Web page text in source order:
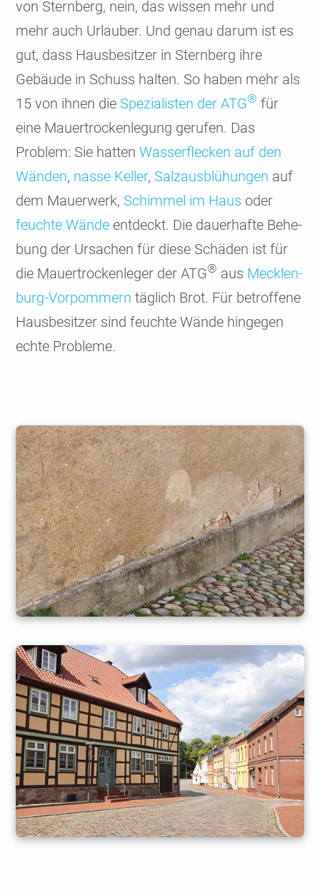
von Stern­berg, nein, das wissen mehr und
mehr auch Urlauber. Und genau darum ist es
gut, dass Hausbe­sitzer in Stern­berg ihre
Gebäude in Schuss halten. So haben mehr als
15 von ihnen die Spezia­listen der ATG® für
eine Mauer­trocken­legung gerufen. Das
Problem: Sie hattenWasser­flecken auf den
Wänden, nasse Keller, Salzaus­blü­hungen auf
dem Mauer­werk, Schimmel im Haus oder
feuchte Wände entdeckt. Die dauer­hafte Behe­
bung der Ursachen für diese Schäden ist für
die Mauer­trocken­leger der ATG® aus Mecklen­
burg-Vorpom­mern täglich Brot. Für betrof­fene
Hausbe­sitzer sind feuchte Wände hin­gegen
echte Probleme.